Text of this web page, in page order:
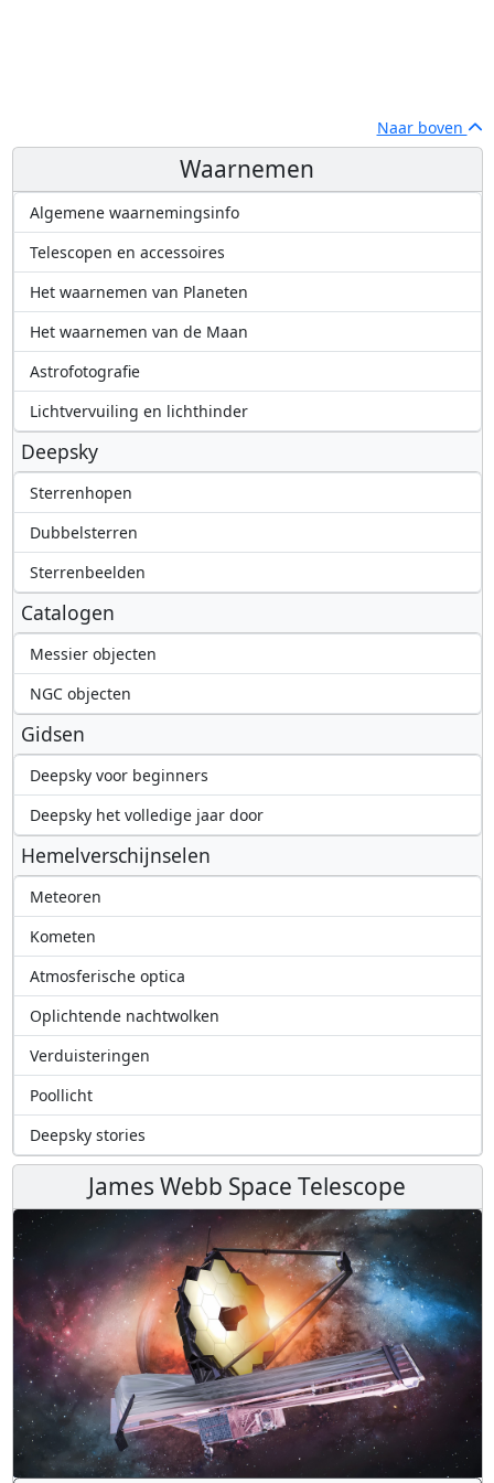
Naar boven
Waarnemen
Algemene waarnemingsinfo
Telescopen en accessoires
Het waarnemen van Planeten
Het waarnemen van de Maan
Astrofotografie
Lichtvervuiling en lichthinder
Deepsky
Sterrenhopen
Dubbelsterren
Sterrenbeelden
Catalogen
Messier objecten
NGC objecten
Gidsen
Deepsky voor beginners
Deepsky het volledige jaar door
Hemelverschijnselen
Meteoren
Kometen
Atmosferische optica
Oplichtende nachtwolken
Verduisteringen
Poollicht
Deepsky stories
James Webb Space Telescope